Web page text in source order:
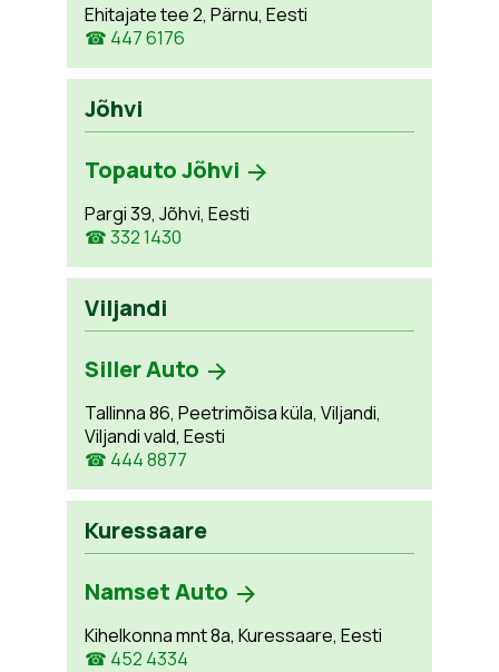
Ehitajate tee 2, Pärnu, Eesti
☎ 447 6176
Jõhvi
Topauto Jõhvi
Pargi 39, Jõhvi, Eesti
☎ 332 1430
Viljandi
Siller Auto
Tallinna 86, Peetrimõisa küla, Viljandi,
Viljandi vald, Eesti
☎ 444 8877
Kuressaare
Namset Auto
Kihelkonna mnt 8a, Kuressaare, Eesti
☎ 452 4334